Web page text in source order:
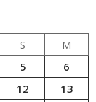
S
M
5
6
12
13